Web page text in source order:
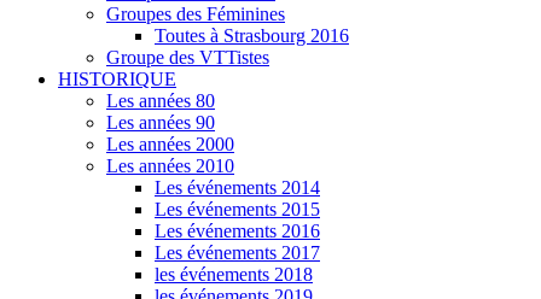
Groupes des Féminines
Toutes à Strasbourg 2016
Groupe des VTTistes
HISTORIQUE
Les années 80
Les années 90
Les années 2000
Les années 2010
Les événements 2014
Les événements 2015
Les événements 2016
Les événements 2017
les événements 2018